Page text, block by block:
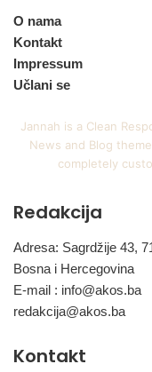
O nama
Kontakt
Impressum
Učlani se
Jannah is a Clean
News and Blog
completely
Redakcija
Adresa: Sagrdžije 43,
Bosna i Hercegovina
E-mail : info@akos.ba
redakcija@akos.ba
Kontakt